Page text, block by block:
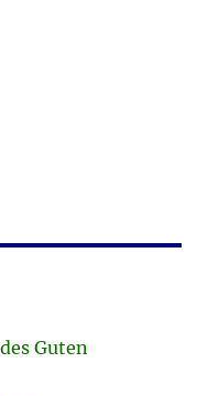
Guten